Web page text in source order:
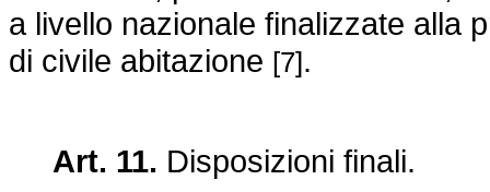
a livello nazionale finalizzate alla
di civile abitazione [7].
Art. 11. Disposizioni finali.